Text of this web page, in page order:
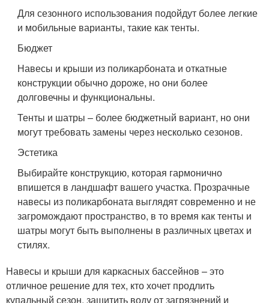
Для сезонного использования подойдут более легкие
и мобильные варианты, такие как тенты.
Бюджет
Навесы и крыши из поликарбоната и откатные
конструкции обычно дороже, но они более
долговечны и функциональны.
Тенты и шатры – более бюджетный вариант, но они
могут требовать замены через несколько сезонов.
Эстетика
Выбирайте конструкцию, которая гармонично
впишется в ландшафт вашего участка. Прозрачные
навесы из поликарбоната выглядят современно и не
загромождают пространство, в то время как тенты и
шатры могут быть выполнены в различных цветах и
стилях.
Навесы и крыши для каркасных бассейнов – это
отличное решение для тех, кто хочет продлить
купальный сезон, защитить воду от загрязнений и